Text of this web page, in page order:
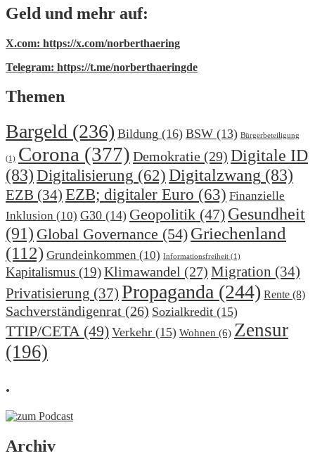
Geld und mehr auf:
X.com: https://x.com/norberthaering
Telegram: https://t.me/norberthaeringde
Themen
Bargeld (236) Bildung (16) BSW (13) Bürgerbeteiligung
(1) Corona (377) Demokratie (29) Digitale ID
(83) Digitalisierung (62) Digitalzwang (83)
EZB (34) EZB; digitaler Euro (63) Finanzielle
Inklusion (10) G30 (14) Geopolitik (47) Gesundheit
(91) Global Governance (54) Griechenland
(112) Grundeinkommen (10) Informationsfreiheit (1)
Kapitalismus (19)Klimawandel (27) Migration (34)
Privatisierung (37) Propaganda (244) Rente (8)
Sachverständigenrat (26) Sozialkredit (15)
TTIP/CETA(49) Verkehr (15) Wohnen (6) Zensur
(196)
.
Archiv